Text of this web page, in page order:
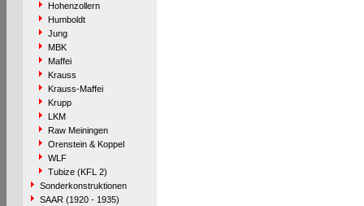
Hohenzollern
Humboldt
Jung
MBK
Maffei
Krauss
Krauss-Maffei
Krupp
LKM
Raw Meiningen
Orenstein & Koppel
WLF
Tubize (KFL 2)
Sonderkonstruktionen
SAAR (1920 - 1935)